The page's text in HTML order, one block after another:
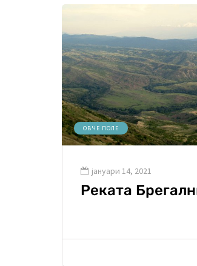
ОВЧЕ ПОЛЕ
јануари 14, 2021
Реката